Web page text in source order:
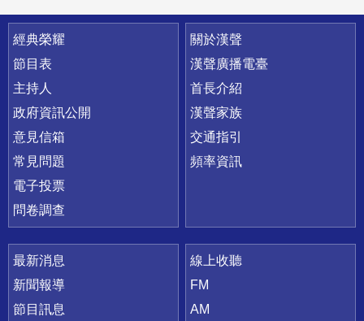
快速連結
經典榮耀
節目表
主持人
政府資訊公開
意見信箱
常見問題
電子投票
問卷調查
關於漢聲
漢聲廣播電臺
首長介紹
漢聲家族
交通指引
頻率資訊
最新消息
新聞報導
節目訊息
線上收聽
FM
AM